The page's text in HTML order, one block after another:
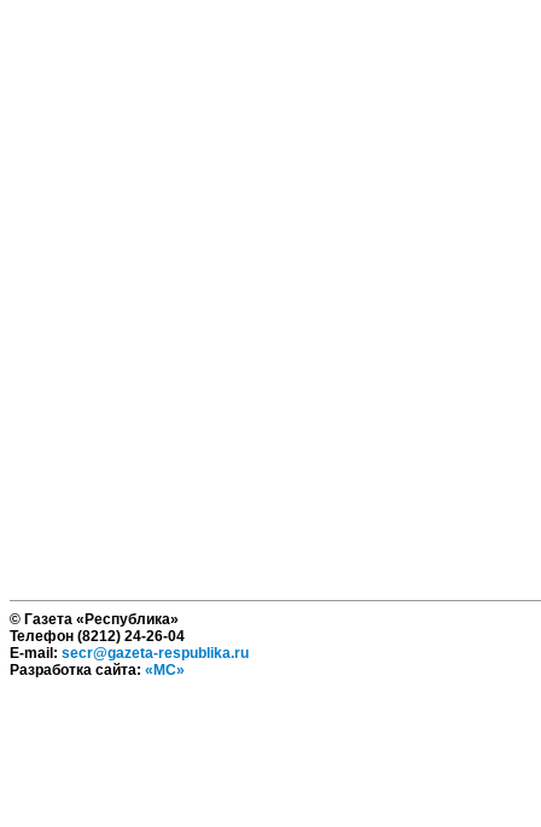
© Газета «Республика»
Телефон (8212) 24-26-04
E-mail: secr@gazeta-respublika.ru
Разработка сайта: «МС»